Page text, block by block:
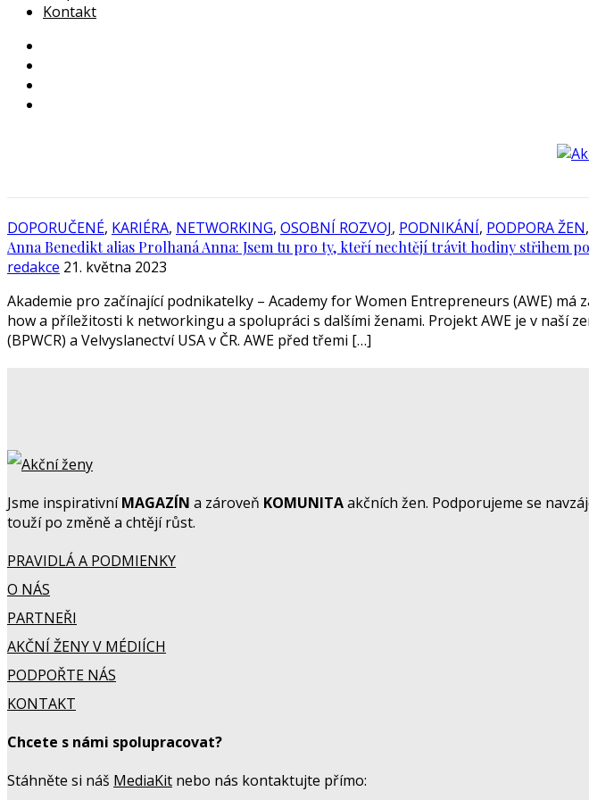
Kontakt
DOPORUČENÉ, KARIÉRA, NETWORKING, OSOBNÍ ROZVOJ, PODNIKÁNÍ, PODPORA ŽEN,
Anna Benedikt alias Prolhaná Anna: Jsem tu pro ty, kteří nechtějí trávit hodiny střihem
redakce 21. května 2023
Akademie pro začínající podnikatelky – Academy for Women Entrepreneurs (AWE)
how a příležitosti k networkingu a spolupráci s dalšími ženami. Projekt AWE je v naší
(BPWCR) a Velvyslanectví USA v ČR. AWE před třemi […]
Jsme inspirativníMAGAZÍN a zároveň KOMUNITAakčních žen. Podporujeme se
touží po změně a chtějí růst.
PRAVIDLÁ A PODMIENKY
O NÁS
PARTNEŘI
AKČNÍ ŽENY V MÉDIÍCH
PODPOŘTE NÁS
KONTAKT
Chcete s námi spolupracovat?
Stáhněte si náš MediaKit nebo nás kontaktujte přímo: